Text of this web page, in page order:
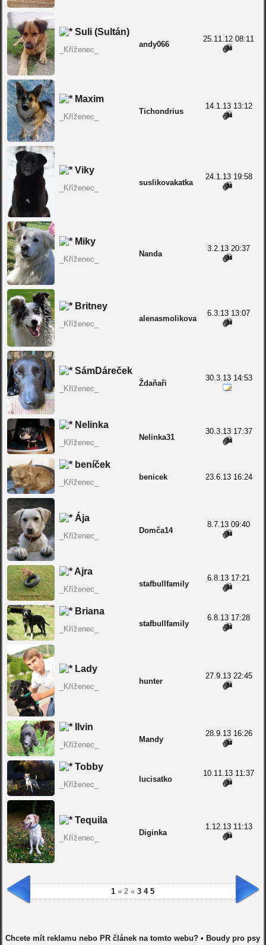
Suli (Sultán)
_Kříženec_
andy066
25.11.12 08:11
Maxim
_Kříženec_
Tichondrius
14.1.13 13:12
Viky
_Kříženec_
suslikovakatka
24.1.13 19:58
Miky
_Kříženec_
Nanda
3.2.13 20:37
Britney
_Kříženec_
alenasmolikova
6.3.13 13:07
SámDáreček
_Kříženec_
Ždaňaři
30.3.13 14:53
Nelinka
_Kříženec_
Nelinka31
30.3.13 17:37
beníček
_Kříženec_
benicek 23.6.13 16:24
Ája
_Kříženec_
Domča14
8.7.13 09:40
Ajra
_Kříženec_
stafbullfamily
6.8.13 17:21
Briana
_Kříženec_
stafbullfamily
6.8.13 17:28
Lady
_Kříženec_
hunter
27.9.13 22:45
Ilvin
_Kříženec_
Mandy
28.9.13 16:26
Tobby
_Kříženec_
lucisatko
10.11.13 11:37
Tequila
_Kříženec_
Diginka
1.12.13 11:13
1 » 2 « 3 4 5
Chcete mít reklamu nebo PR článek na tomto webu? • Boudy pro psy